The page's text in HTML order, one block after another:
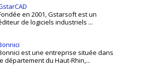
en 2001, Gstarsoft est un
de logiciels industriels ...
est une entreprise située dans
département du Haut-Rhin,...